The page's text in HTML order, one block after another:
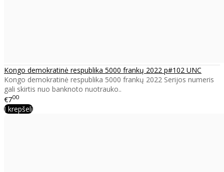
Kongo demokratinė respublika 5000 frankų 2022 p#102 UNC
Kongo demokratinė respublika 5000 frankų 2022 Serijos numeris
gali skirtis nuo banknoto nuotrauko..
€700
Į krepšelį